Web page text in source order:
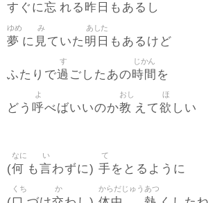
すぐに忘 れる 昨日 もあるし
夢
ゆめ
に 見
み
ていた 明日
あした
もあるけど
ふたりで過
す
ごしたあの時間
じかん
を
どう 呼
よ
べばいいのか教
おし
えて欲
ほ
しい
(何
なに
も言
い
わずに) 手
て
をとるように
くち か からだじゅう あつ